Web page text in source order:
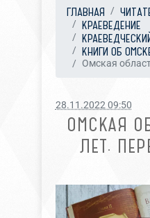
ГЛАВНАЯ
КРАЕВЕДЕНИЕ
КНИГИ ОБ
Омская
28.11.2022 09:50
ОМСКАЯ
ЛЕТ.